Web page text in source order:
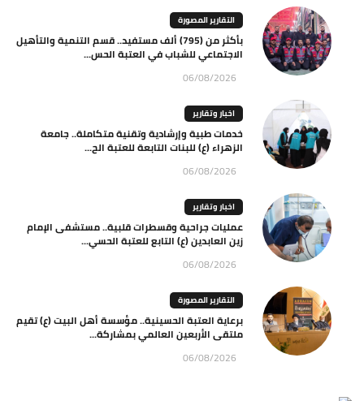
التقارير المصورة
بأكثر من (795) ألف مستفيد.. قسم التنمية والتأهيل
الاجتماعي للشباب في العتبة الحس...
06/08/2026
اخبار وتقارير
خدمات طبية وإرشادية وتقنية متكاملة.. جامعة
الزهراء (ع) للبنات التابعة للعتبة الح...
06/08/2026
اخبار وتقارير
عمليات جراحية وقسطرات قلبية.. مستشفى الإمام
زين العابدين (ع) التابع للعتبة الحسي...
06/08/2026
التقارير المصورة
برعاية العتبة الحسينية.. مؤسسة أهل البيت (ع) تقيم
ملتقى الأربعين العالمي بمشاركة...
06/08/2026